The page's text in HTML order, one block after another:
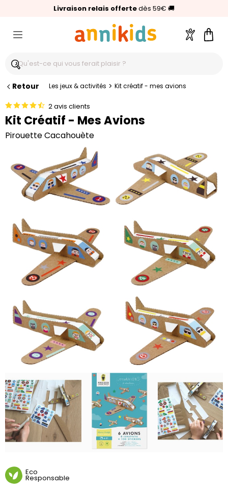
Livraison relais offertedès 59€ 🚚
🥇Palmarès Capital 2025 :Annikids N°1
⭐⭐⭐⭐⭐4,6/5(24 000 avis clients)
Compte
Retour Les jeux & activités > Kit créatif - mes avions
2 avis clients
Kit Créatif - Mes Avions
Pirouette Cacahouète
Eco
Responsable